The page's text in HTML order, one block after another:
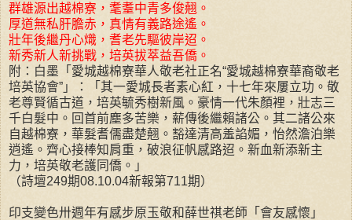
群雄源出越棉寮，耄耋中青多俊翹。
厚道無私肝膽赤，真情有義路途遙。
壯年後繼丹心熾，耆老先驅彼岸迢。
新秀新人新挑戰，培英拔萃益吾僑。
附：白墨「愛城越棉寮華人敬老社正名“愛城越棉寮華裔敬老
培英協會”」：「其一愛城長者素心紅，十七年來屢立功。敬
老尊賢循古道，培英毓秀樹新風。豪情一代朱顏裡，壯志三
千白髮中。回首前塵多苦樂，薪傳後繼賴諸公。其二諸公來
自越棉寮，華髮耆儒盡楚翹。豁達清高羞諂媚，怡然澹泊樂
逍遙。齊心接棒知肩重，破浪征帆感路迢。新血新添新主
力，培英敬老護同僑。」
（詩壇249期08.10.04新報第711期）
印支變色卅週年有感步原玉敬和薛世祺老師「會友感懷」